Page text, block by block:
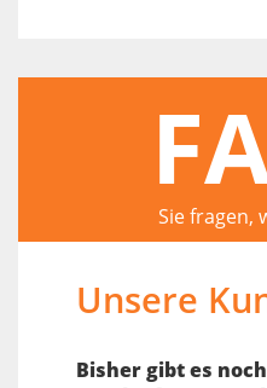
Sie fragen,
Unsere
Bisher gibt es